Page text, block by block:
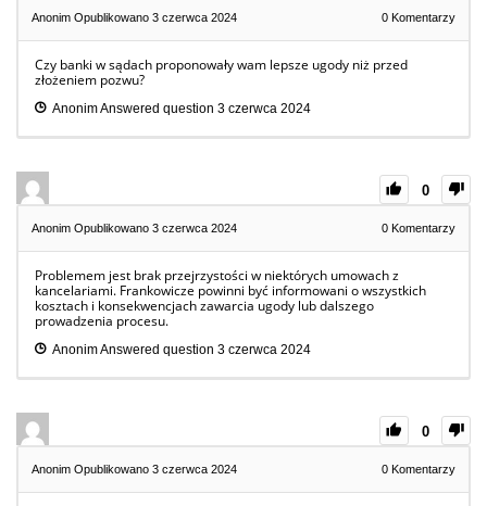
Anonim Opublikowano 3 czerwca 2024 0 Komentarzy
Czy banki w sądach proponowały wam lepsze ugody niż przed
złożeniem pozwu?
AnonimAnswered question 3 czerwca 2024
0
Anonim Opublikowano 3 czerwca 2024 0 Komentarzy
Problemem jest brak przejrzystości w niektórych umowach z
kancelariami. Frankowicze powinni być informowani o wszystkich
kosztach i konsekwencjach zawarcia ugody lub dalszego
prowadzenia procesu.
AnonimAnswered question 3 czerwca 2024
0
Anonim Opublikowano 3 czerwca 2024 0 Komentarzy